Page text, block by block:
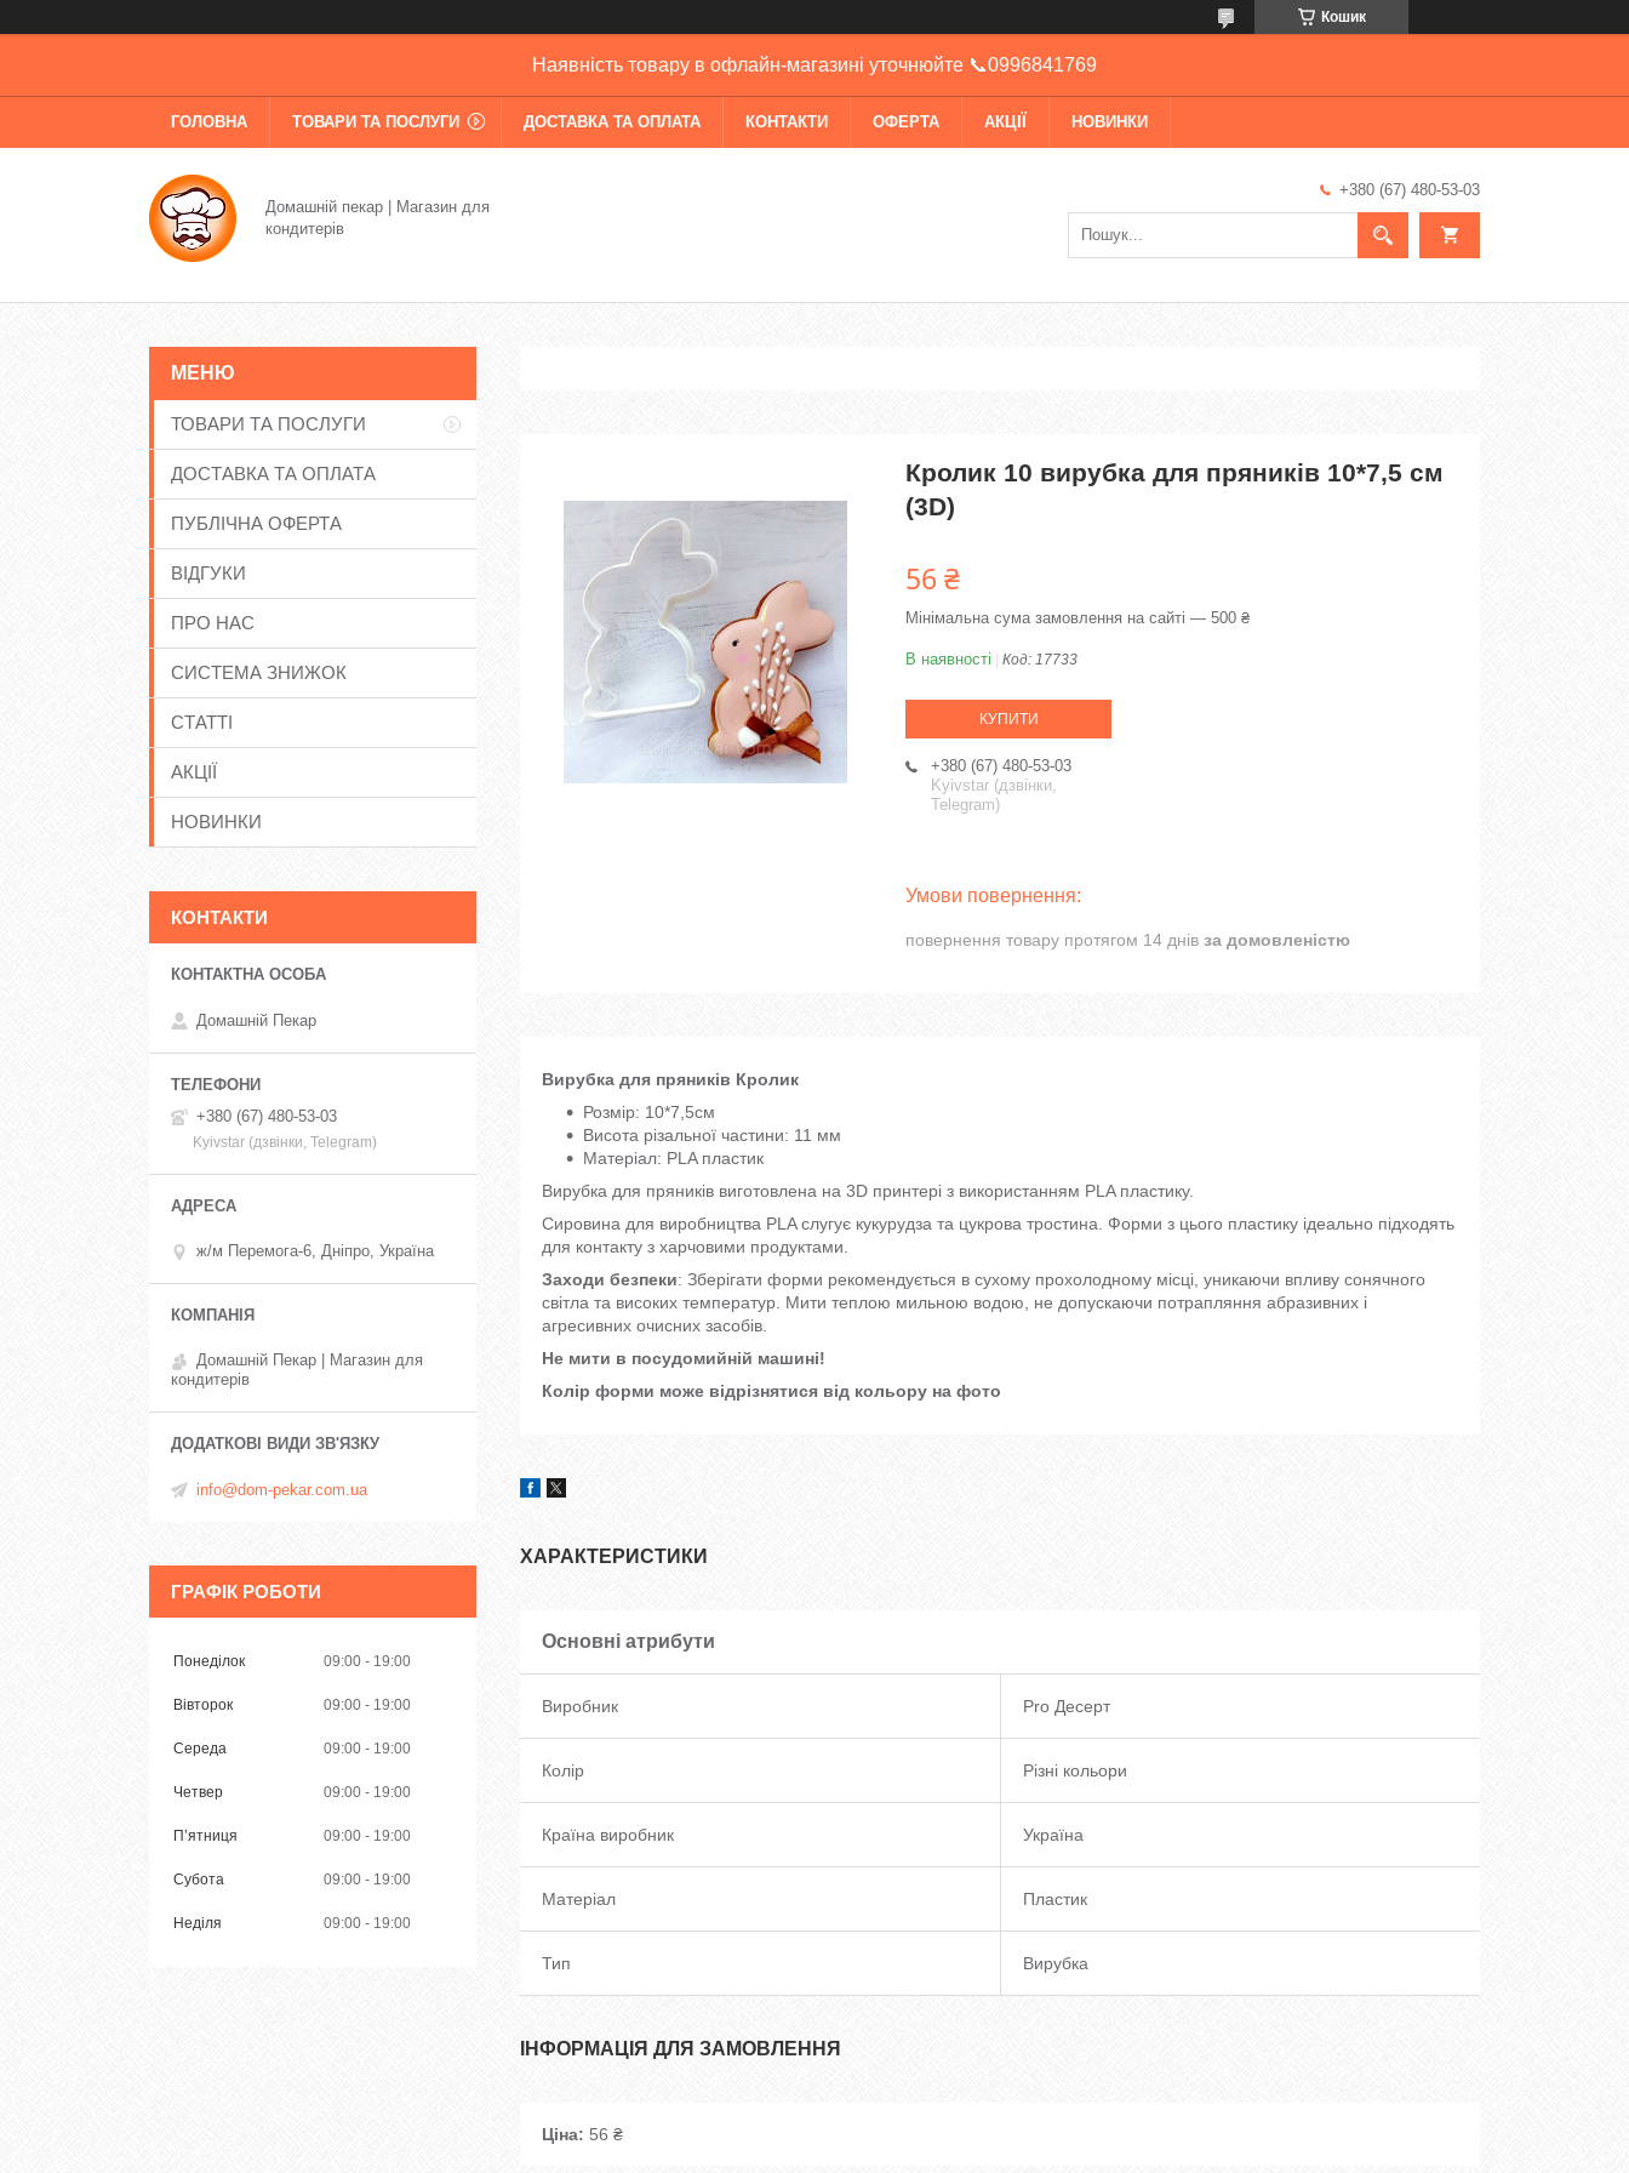
Кошик
Наявність товару в офлайн-магазині уточнюйте 📞0996841769
ГОЛОВНА ТОВАРИ ТА ПОСЛУГИ ДОСТАВКА ТА ОПЛАТА КОНТАКТИ ОФЕРТА АКЦІЇ НОВИНКИ
Домашній пекар | Магазин для
кондитерів
+380 (67) 480-53-03
Кролик 10 вирубка для пряників 10*7,5 см
(3D)
56 ₴
Мінімальна сума замовлення на сайті — 500 ₴
В наявності Код: 17733
КУПИТИ
+380 (67) 480-53-03
Kyivstar (дзвінки,
Telegram)
повернення товару протягом 14 днів за домовленістю
Вирубка для пряників Кролик
Розмір: 10*7,5см
Висота різальної частини: 11 мм
Матеріал: PLA пластик
Вирубка для пряників виготовлена на 3D принтері з використанням PLA пластику.
Сировина для виробництва PLA слугує кукурудза та цукрова тростина. Форми з цього пластику ідеально підходять
для контакту з харчовими продуктами.
Заходи безпеки: Зберігати форми рекомендується в сухому прохолодному місці, уникаючи впливу сонячного
світла та високих температур. Мити теплою мильною водою, не допускаючи потрапляння абразивних і
агресивних очисних засобів.
Не мити в посудомийній машині!
Колір форми може відрізнятися від кольору на фото
ХАРАКТЕРИСТИКИ
Основні атрибути
Виробник Pro Десерт
Колір Різні кольори
Країна виробник Україна
Матеріал Пластик
Тип Вирубка
ІНФОРМАЦІЯ ДЛЯ ЗАМОВЛЕННЯ
Ціна: 56 ₴
ТОВАРИ ТА ПОСЛУГИ
ДОСТАВКА ТА ОПЛАТА
ПУБЛІЧНА ОФЕРТА
ВІДГУКИ
ПРО НАС
СИСТЕМА ЗНИЖОК
СТАТТІ
АКЦІЇ
НОВИНКИ
КОНТАКТИ
Домашній Пекар
+380 (67) 480-53-03
Kyivstar (дзвінки, Telegram)
ж/м Перемога-6, Дніпро, Україна
Домашній Пекар | Магазин для
кондитерів
info@dom-pekar.com.ua
ГРАФІК РОБОТИ
Понеділок 09:00 19:00
Вівторок 09:00 19:00
Середа 09:00 19:00
Четвер 09:00 19:00
Пʼятниця 09:00 19:00
Субота 09:00 19:00
Неділя 09:00 19:00